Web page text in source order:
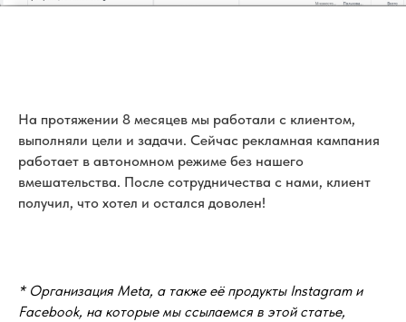
На протяжении 8 месяцев мы работали с клиентом,
выполняли цели и задачи. Сейчас рекламная кампания
работает в автономном режиме без нашего
вмешательства. После сотрудничества с нами, клиент
получил, что хотел и остался доволен!
* Организация Meta, а также её продукты Instagram и
Facebook, на которые мы ссылаемся в этой статье,